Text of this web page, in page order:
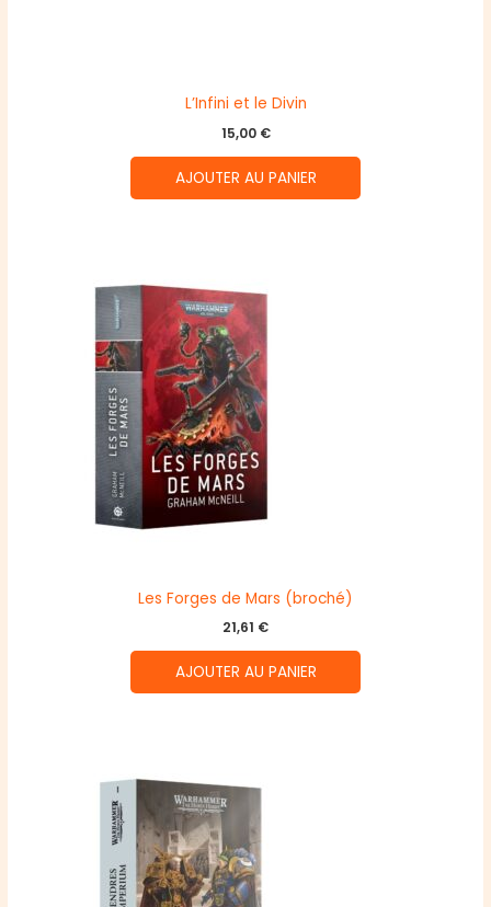
L’Infini et le Divin
15,00 €
AJOUTER AU PANIER
Les Forges de Mars (broché)
21,61 €
AJOUTER AU PANIER